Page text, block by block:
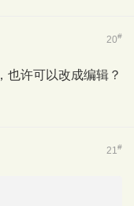
20#
也许可以改成编辑？
21 #